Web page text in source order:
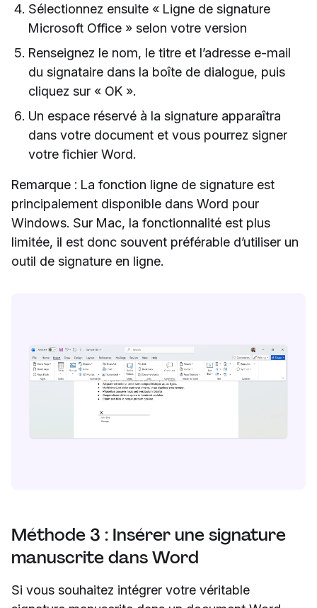
Sélectionnez ensuite « Ligne de signature
Microsoft Office » selon votre version
Renseignez le nom, le titre et l’adresse e-mail
du signataire dans la boîte de dialogue, puis
cliquez sur « OK ».
Un espace réservé à la signature apparaîtra
dans votre document et vous pourrez signer
votre fichier Word.
Remarque : La fonction ligne de signature est
principalement disponible dans Word pour
Windows. Sur Mac, la fonctionnalité est plus
limitée, il est donc souvent préférable d’utiliser un
outil de signature en ligne.
Méthode 3 : Insérer une signature
manuscrite dans Word
Si vous souhaitez intégrer votre véritable